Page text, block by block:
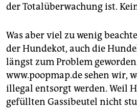
der Totalüberwachung ist.
Was aber viel zu wenig
der Hundekot, auch die
längst zum Problem
www.poopmap.de sehen wir,
illegal entsorgt werden. Weil
gefüllten Gassibeutel nicht